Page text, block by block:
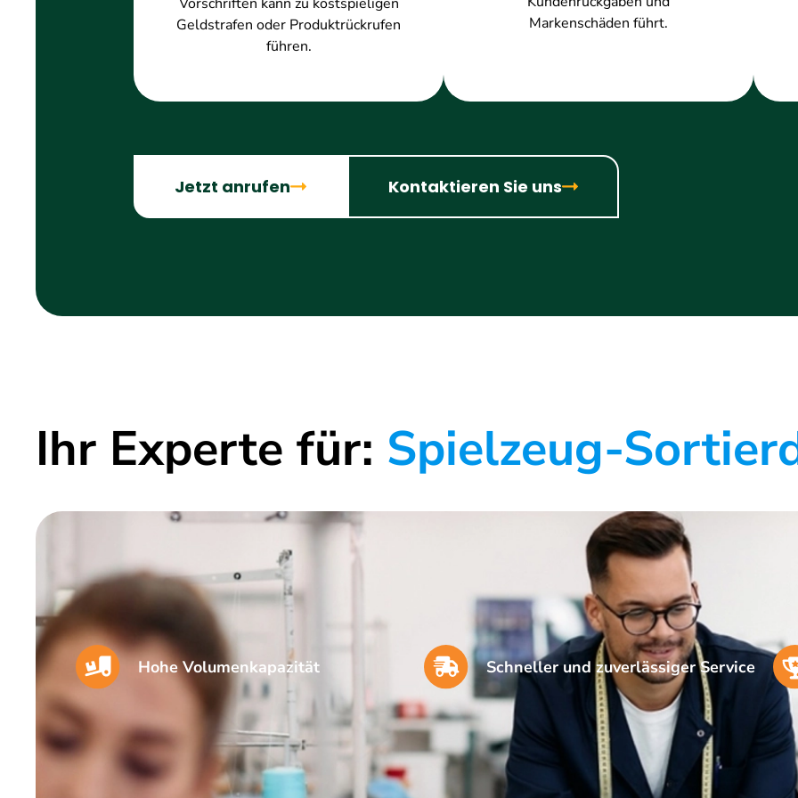
Geldstrafen oder Produktrückrufen
führen.
Markenschäden führt.
Jetzt anrufen Kontaktieren Sie uns
Ihr Experte für: Spielzeug-
Hohe Volumenkapazität Schneller und zuverlässiger Service